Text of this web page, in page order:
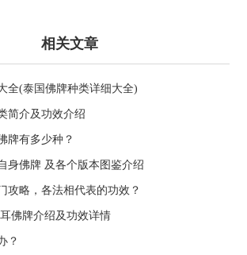
相关文章
全(泰国佛牌种类详细大全)
简介及功效介绍
牌有多少种？
身佛牌 及各个版本图鉴介绍
攻略，各法相代表的功效？
佛牌介绍及功效详情
？